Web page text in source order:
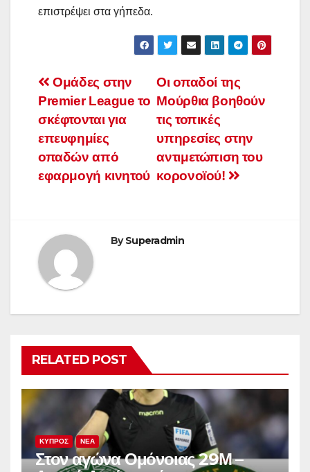
επιστρέψει στα γήπεδα.
Post
navigation
Οι οπαδοί της
Μούρθια βοηθούν
τις τοπικές
υπηρεσίες στην
αντιμετώπιση του
κορονοϊού!
Ομάδες στην
Premier League το
σκέφτονται για
επευφημίες
οπαδών από
εφαρμογή κινητού
BySuperadmin
RELATED POST
ΚΥΠΡΟΣ ΝΕΑ
Στον αγώνα Ομόνοιας 29Μ –